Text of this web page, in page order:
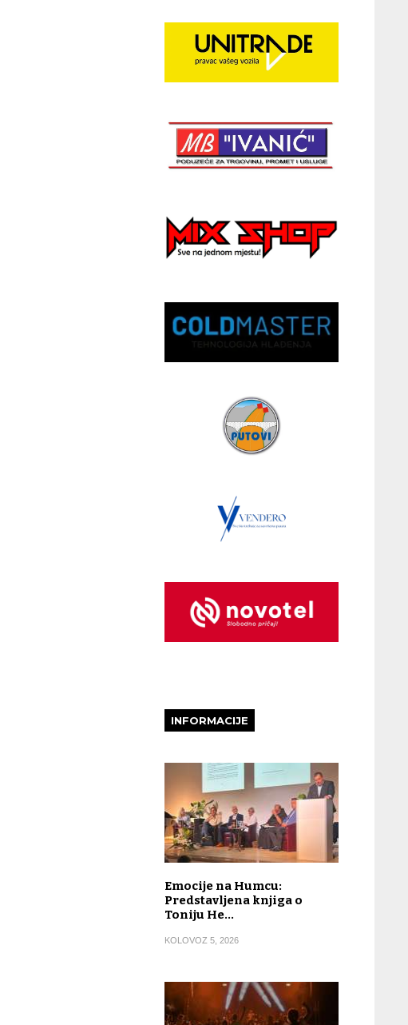
INFORMACIJE
Emocije na Humcu:
Predstavljena knjiga o
Toniju He…
KOLOVOZ 5, 2026